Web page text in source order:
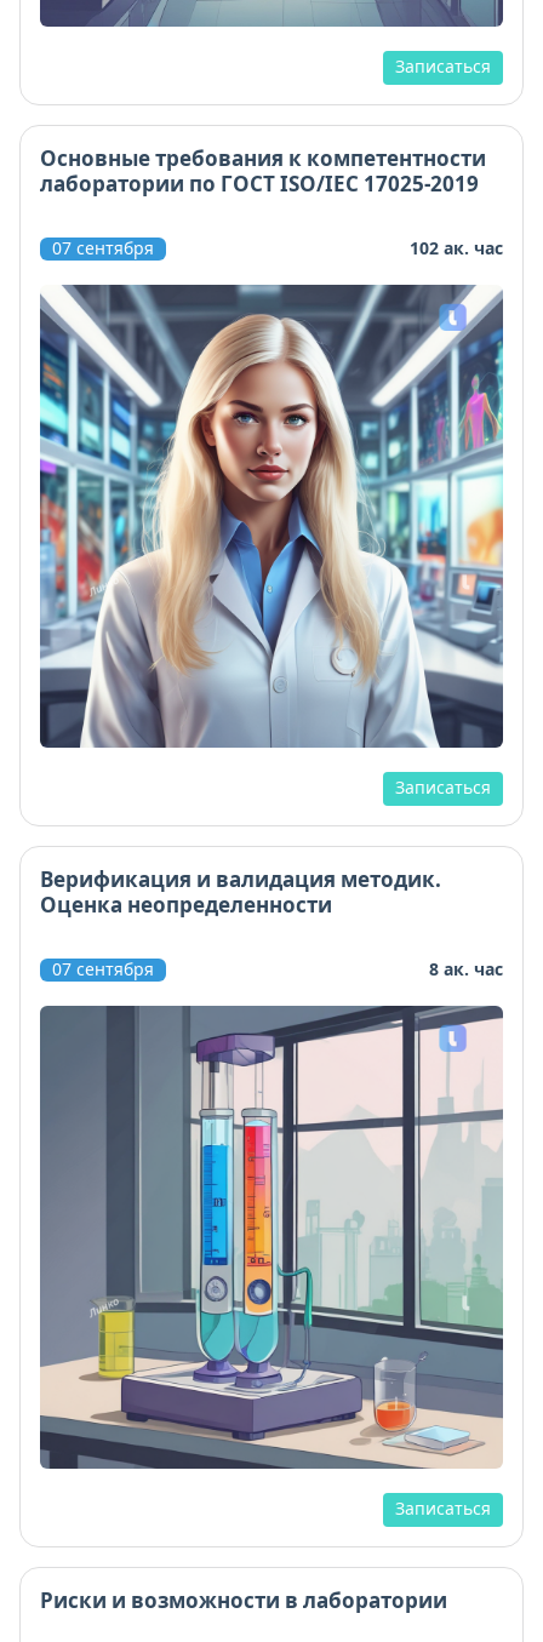
Записаться
Основные требования к компетентности
лаборатории по ГОСТ ISO/IEC 17025-2019
07 сентября 102 ак. час
Записаться
Верификация и валидация методик.
Оценка неопределенности
07 сентября 8 ак. час
Записаться
Риски и возможности в лаборатории